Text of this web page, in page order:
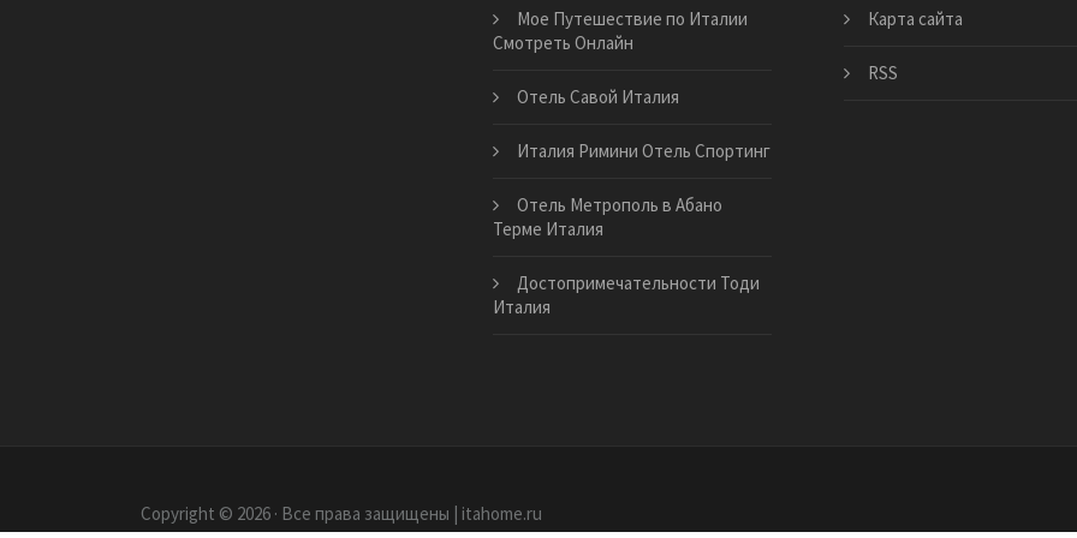
Мое Путешествие по Италии
Смотреть Онлайн
Отель Савой Италия
Италия Римини Отель Спортинг
Отель Метрополь в Абано
Терме Италия
Достопримечательности Тоди
Италия
Карта сайта
RSS
Copyright © 2026 · Все права защищены | itahome.ru